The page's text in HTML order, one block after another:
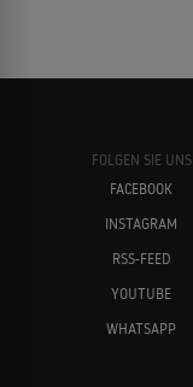
FOLGEN SIE UNS
FACEBOOK
INSTAGRAM
RSS-FEED
YOUTUBE
WHATSAPP